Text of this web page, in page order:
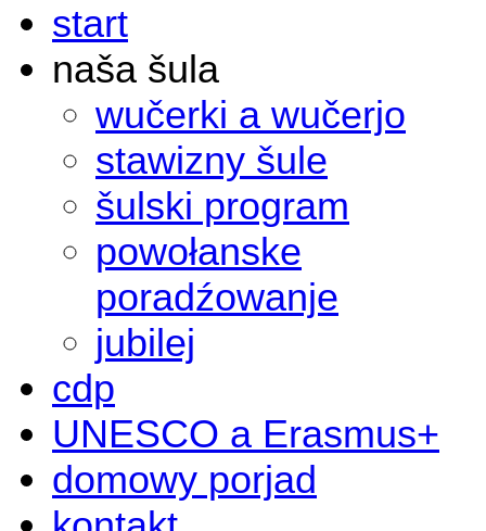
start
naša šula
wučerki a wučerjo
stawizny šule
šulski program
powołanske
poradźowanje
jubilej
cdp
UNESCO a Erasmus+
domowy porjad